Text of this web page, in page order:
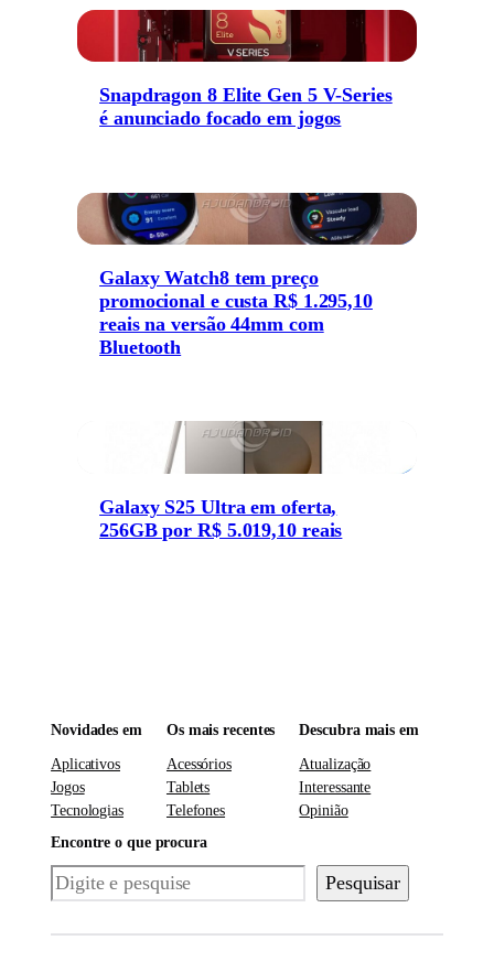
Snapdragon 8 Elite Gen 5 V-Series
é anunciado focado em jogos
Galaxy Watch8 tem preço
promocional e custa R$ 1.295,10
reais na versão 44mm com
Bluetooth
Galaxy S25 Ultra em oferta,
256GB por R$ 5.019,10 reais
Novidades em
Aplicativos
Jogos
Tecnologias
Os mais recentes
Acessórios
Tablets
Telefones
Descubra mais em
Atualização
Interessante
Opinião
Encontre o que procura
Pesquisar Pesquisar